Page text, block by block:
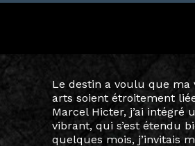
Avant de rejoindre le
progression
catalyseur qui a ravivé
du développement
réside dans sa capacité